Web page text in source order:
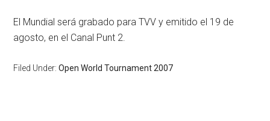
El Mundial será grabado para TVV y emitido el 19 de
agosto, en el Canal Punt 2.
Filed Under:Open World Tournament 2007